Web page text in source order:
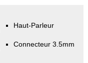
Haut-Parleur
Connecteur 3.5mm